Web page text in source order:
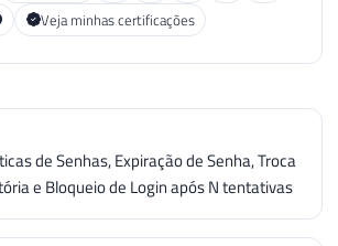
Veja minhas certificações
de Senhas, Expiração de Senha, Troca
e Bloqueio de Login após N tentativas